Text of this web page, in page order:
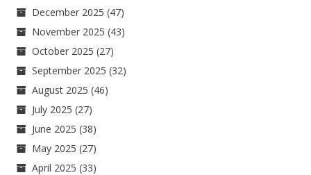
December 2025 (47)
November 2025 (43)
October 2025 (27)
September 2025 (32)
August 2025 (46)
July 2025 (27)
June 2025 (38)
May 2025 (27)
April 2025 (33)